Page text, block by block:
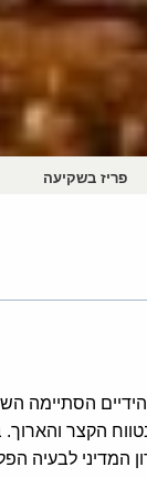
פריז בשקיעה
הסתיימה
הקצר
המדיני לבעיה